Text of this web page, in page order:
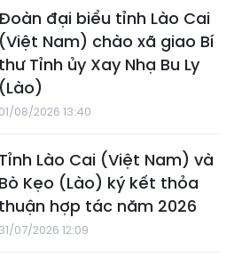
Đoàn đại biểu tỉnh Lào Cai
(Việt Nam) chào xã giao Bí
thư Tỉnh ủy Xay Nhạ Bu Ly
(Lào)
01/08/2026 13:40
Tỉnh Lào Cai (Việt Nam) và
Bò Kẹo (Lào) ký kết thỏa
thuận hợp tác năm 2026
31/07/2026 12:09